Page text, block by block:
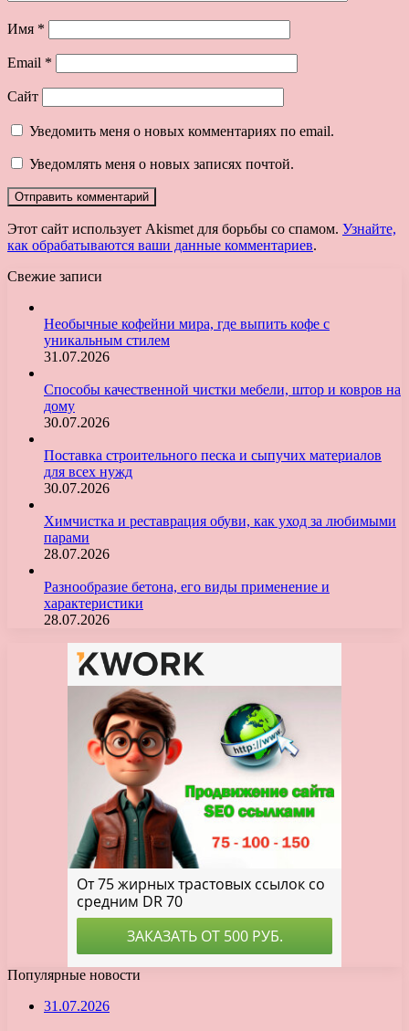
Имя *
Email *
Сайт
Уведомить меня о новых комментариях по email.
Уведомлять меня о новых записях почтой.
Этот сайт использует Akismet для борьбы со спамом. Узнайте,
как обрабатываются ваши данные комментариев.
Свежие записи
Необычные кофейни мира, где выпить кофе с
уникальным стилем
31.07.2026
Способы качественной чистки мебели, штор и ковров на
дому
30.07.2026
Поставка строительного песка и сыпучих материалов
для всех нужд
30.07.2026
Химчистка и реставрация обуви, как уход за любимыми
парами
28.07.2026
Разнообразие бетона, его виды применение и
характеристики
28.07.2026
Популярные новости
31.07.2026